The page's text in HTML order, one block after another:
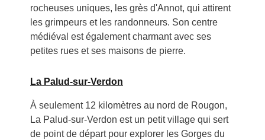
rocheuses uniques, les grès d'Annot, qui attirent
les grimpeurs et les randonneurs. Son centre
médiéval est également charmant avec ses
petites rues et ses maisons de pierre.
La Palud-sur-Verdon
À seulement 12 kilomètres au nord de Rougon,
La Palud-sur-Verdon est un petit village qui sert
de point de départ pour explorer les Gorges du